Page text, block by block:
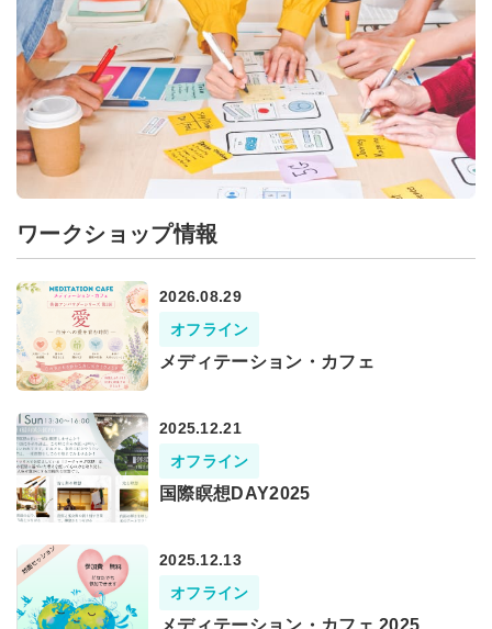
ワークショップ情報
2026.08.29
オフライン
メディテーション・カフェ
2025.12.21
オフライン
国際瞑想DAY2025
2025.12.13
オフライン